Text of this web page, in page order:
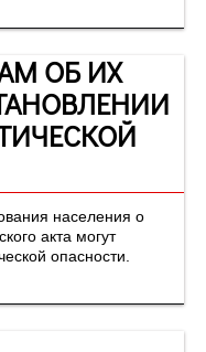
ОБ ИХ
населения о
акта могут
опасности.